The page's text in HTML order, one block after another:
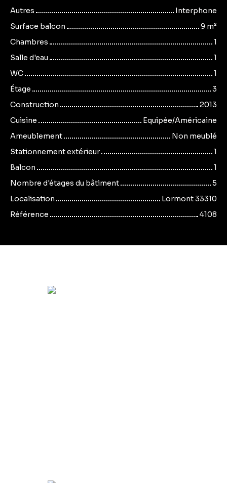
Autres
Interphone
Surface balcon
9 m²
Chambres
1
Salle d'eau
1
WC
1
Étage
3
Construction
2013
Cuisine
Equipée/Américaine
Ameublement
Non meublé
Stationnement extérieur
1
Balcon
1
Nombre d'étages du bâtiment
5
Localisation
Lormont 33310
Référence
4108